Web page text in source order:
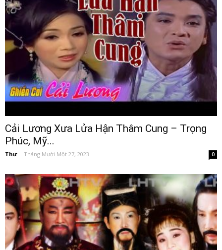
Cải Lương Xưa Lửa Hận Thâm Cung – Trọng
Phúc, Mỹ...
Thư - Tháng Mười Một 27, 2023 0